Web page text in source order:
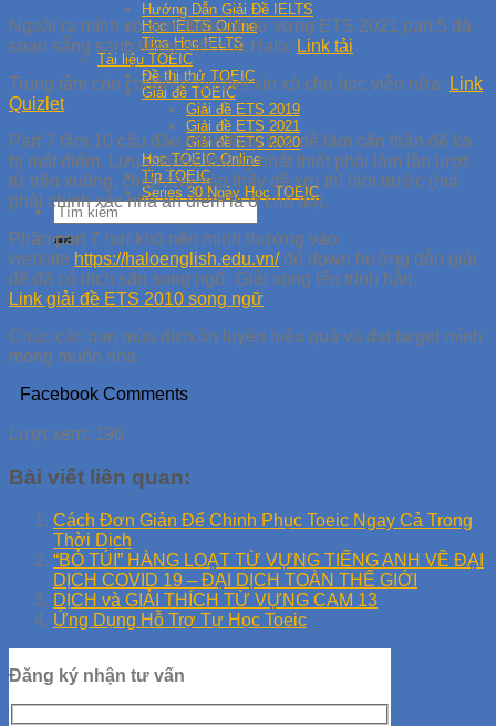
Hướng Dẫn Giải Đề IELTS
Học IELTS Online
Tips Học IELTS
Tài liệu TOEIC
Đề thi thử TOEIC
Giải đề TOEIC
Giải đề ETS 2019
Giải đề ETS 2021
Giải đề ETS 2020
Học TOEIC Online
Tip TOEIC
Series 30 Ngày Học TOEIC
Ngoài ra mình có xem thêm bộ từ vựng ETS 2021 part 5 đã
soạn sẵng sang tiếng Việt của Halo: Link tải
Trung tâm còn chuẩn bị quizlet xịn xò cho học viên nữa: Link
Quizlet
Part 7 tầm 10 câu đầu mình thấy khá dễ làm cẩn thận để ko
bị mất điểm. Lưu ý kỹ nè không nhất thiết phải làm lần lượt
từ trên xuống, chọn câu nào thấy dễ xơi thì làm trước (mà
phải chính xác nha ăn điểm là ở chỗ đó).
Phần part 7 hơi khó nên mình thường vào
website https://haloenglish.edu.vn/để down hướng dẫn giải
đề đã có dịch sẵn song ngữ. Giải xong lên trình hẳn.
Link giải đề ETS 2010 song ngữ
Chúc các bạn mùa dịch ôn luyện hiệu quả và đạt target mình
mong muốn nha
Facebook Comments
Lượt xem: 196
Bài viết liên quan:
Cách Đơn Giản Để Chinh Phục Toeic Ngay Cả Trong
Thời Dịch
“BỎ TÚI” HÀNG LOẠT TỪ VỰNG TIẾNG ANH VỀ ĐẠI
DỊCH COVID 19 – ĐẠI DỊCH TOÀN THẾ GIỚI
DỊCH và GIẢI THÍCH TỪ VỰNG CAM 13
Ứng Dụng Hỗ Trợ Tự Học Toeic
Đăng ký nhận tư vấn